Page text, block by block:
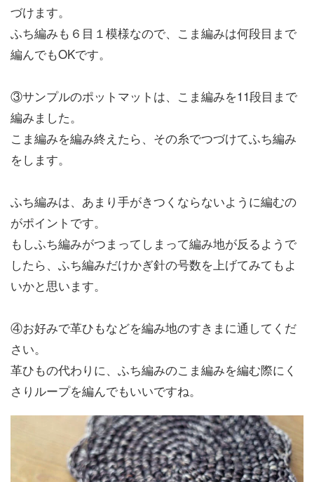
づけます。
ふち編みも６目１模様なので、こま編みは何段目まで
編んでもOKです。
③サンプルのポットマットは、こま編みを11段目まで
編みました。
こま編みを編み終えたら、その糸でつづけてふち編み
をします。
ふち編みは、あまり手がきつくならないように編むの
がポイントです。
もしふち編みがつまってしまって編み地が反るようで
したら、ふち編みだけかぎ針の号数を上げてみてもよ
いかと思います。
④お好みで革ひもなどを編み地のすきまに通してくだ
さい。
革ひもの代わりに、ふち編みのこま編みを編む際にく
さりループを編んでもいいですね。